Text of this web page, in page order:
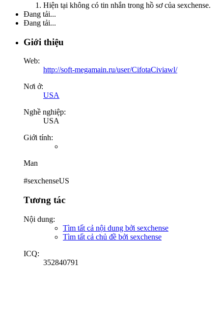
Hiện tại không có tin nhắn trong hồ sơ của sexchense.
Đang tải...
Đang tải...
Giới thiệu
Web:
http://soft-megamain.ru/user/CifotaCiviawl/
Nơi ở:
USA
Nghề nghiệp:
USA
Giới tính:
Man
#sexchenseUS
Tương tác
Nội dung:
Tìm tất cả nội dung bởi sexchense
Tìm tất cả chủ đề bởi sexchense
ICQ:
352840791